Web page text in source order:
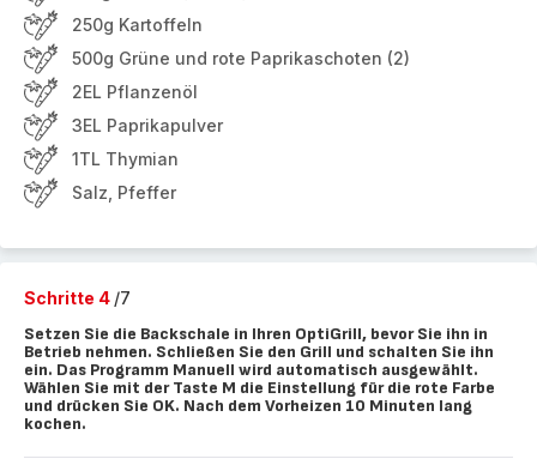
250g Kartoffeln
500g Grüne und rote Paprikaschoten (2)
2EL Pflanzenöl
3EL Paprikapulver
1TL Thymian
Salz, Pfeffer
Schritte 4 /7
Setzen Sie die Backschale in Ihren OptiGrill, bevor Sie ihn in
Betrieb nehmen. Schließen Sie den Grill und schalten Sie ihn
ein. Das Programm Manuell wird automatisch ausgewählt.
Wählen Sie mit der Taste M die Einstellung für die rote Farbe
und drücken Sie OK. Nach dem Vorheizen 10 Minuten lang
kochen.